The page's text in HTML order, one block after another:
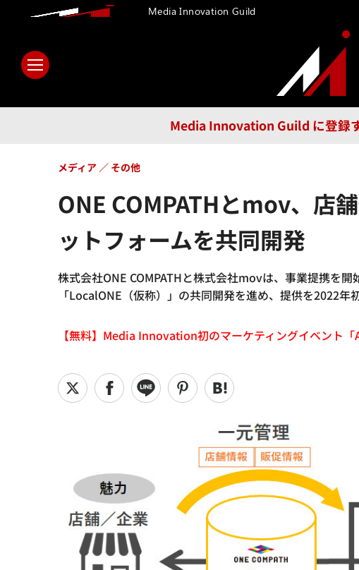
Media Innovation Guild に登録
メディア テクノロジー
ONE COMPATHとmov、店
ットフォームを共同開発
株式会社ONE COMPATHと株式会社movは、事業提携を
「LocalONE（仮称）」の共同開発を進め、提供を2022
メディア その他
【無料】Media Innovation初のマーケティングイベント
Media Innovation Guild